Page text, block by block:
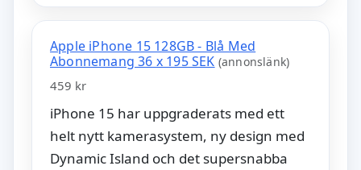
Apple iPhone 15 128GB - Blå Med
Abonnemang 36 x 195 SEK (annonslänk)
459 kr
iPhone 15 har uppgraderats med ett
helt nytt kamerasystem, ny design med
Dynamic Island och det supersnabba